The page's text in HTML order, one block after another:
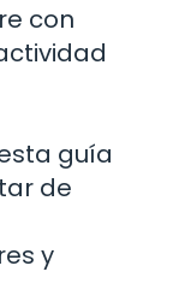
con
guía
de
y